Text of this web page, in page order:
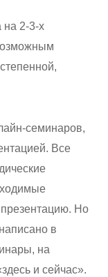
на 2-3-х
семинаров,
Все
Но
в
на
и сейчас».